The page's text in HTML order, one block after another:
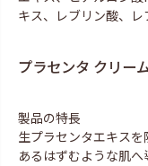
キス、レブリン酸、
プラセンタ クリー
製品の特長
生プラセンタエキス
あるはずむような肌へ